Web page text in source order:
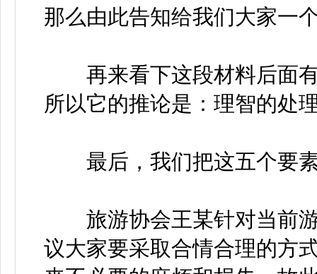
那么由此告知给我们大家一
再来看下这段材料后面有
所以它的推论是：理智的处
最后，我们把这五个要
旅游协会王某针对当前游
议大家要采取合情合理的方